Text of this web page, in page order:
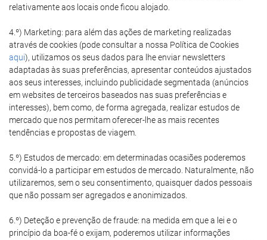
relativamente aos locais onde ficou alojado.
4.º) Marketing: para além das ações de marketing realizadas
através de cookies (pode consultar a nossa Política de Cookies
aqui), utilizamos os seus dados para lhe enviar newsletters
adaptadas às suas preferências, apresentar conteúdos ajustados
aos seus interesses, incluindo publicidade segmentada (anúncios
em websites de terceiros baseados nas suas preferências e
interesses), bem como, de forma agregada, realizar estudos de
mercado que nos permitam oferecer-lhe as mais recentes
tendências e propostas de viagem.
5.º) Estudos de mercado: em determinadas ocasiões poderemos
convidá-lo a participar em estudos de mercado. Naturalmente, não
utilizaremos, sem o seu consentimento, quaisquer dados pessoais
que não possam ser agregados e anonimizados.
6.º) Deteção e prevenção de fraude: na medida em que a lei e o
princípio da boa-fé o exijam, poderemos utilizar informações